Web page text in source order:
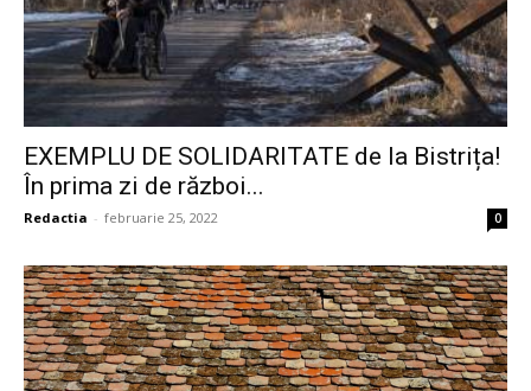
EXEMPLU DE SOLIDARITATE de la Bistrița!
În prima zi de război...
Redactia - februarie 25, 2022 0